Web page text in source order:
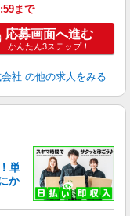
まで
応募画面へ進む
かんたん3ステップ！
社 の他の求人をみる
単
か